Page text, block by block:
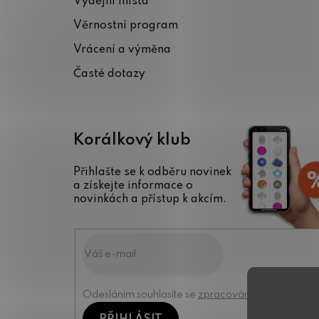
Věrnostní program
Vrácení a výměna
Časté dotazy
Korálkový klub
Přihlašte se k odběru novinek
a získejte informace o
novinkách a přístup k akcím.
Odesláním souhlasíte se zpracováním osobních